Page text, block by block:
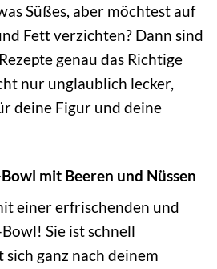
Süßes, aber möchtest auf
Fett verzichten? Dann sind
genau das Richtige
nur unglaublich lecker,
deine Figur und deine
mit Beeren und Nüssen
einer erfrischenden und
Sie ist schnell
ganz nach deinem